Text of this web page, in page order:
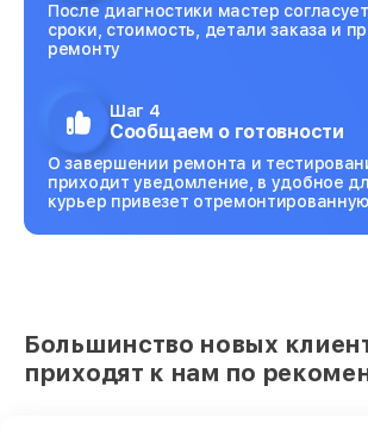
После диагностики мастер
сроки, стоимость, детали заказа и
ремонту
Шаг 4
Сообщаем о готовности
О завершении ремонта и
приходит уведомление, в удобное
курьер привезет
Большинство новых
приходят к нам по